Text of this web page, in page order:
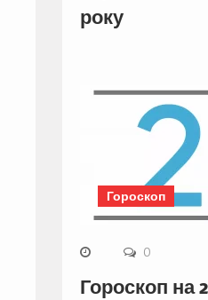
року
Гороскоп
0
Гороскоп на